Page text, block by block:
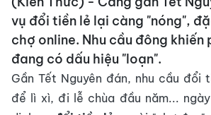
vụ đổi tiền lẻ lại càng "nóng",
chợ online. Nhu cầu đông khiến
đang có dấu hiệu "loạn".
Gần Tết Nguyên đán, nhu cầu đổi
để lì xì, đi lễ chùa đầu năm...